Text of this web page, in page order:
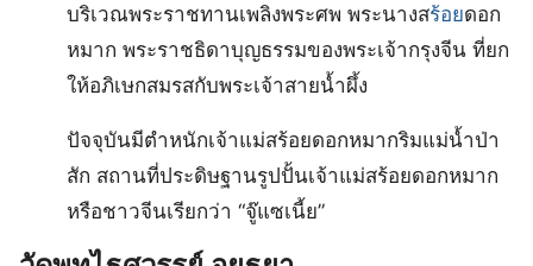
บริเวณพระราชทานเพลิงพระศพ พระนางสร้อยดอก
หมาก พระราชธิดาบุญธรรมของพระเจ้ากรุงจีน ที่ยก
ให้อภิเษกสมรสกับพระเจ้าสายน้ำผึ้ง
ปัจจุบันมีตำหนักเจ้าแม่สร้อยดอกหมากริมแม่น้ำป่า
สัก สถานที่ประดิษฐานรูปปั้นเจ้าแม่สร้อยดอกหมาก
หรือชาวจีนเรียกว่า “จู๊แซเนี้ย”